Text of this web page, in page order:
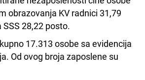
obrazovanja KV radnici 31,79
28,22 posto.
17.313 osobe sa evidencija
Od ovog broja zaposlene su